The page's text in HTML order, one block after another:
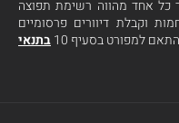
כל אחד מהווה רשימת תפוצה
וקבלת דיוורים פרסומיים
למפורט בסעיף 10
בתנאי